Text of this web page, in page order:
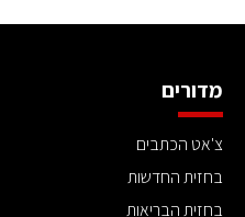
מדורים
צ'אט הכתבים
בחזית החדשות
בחזית הבריאות